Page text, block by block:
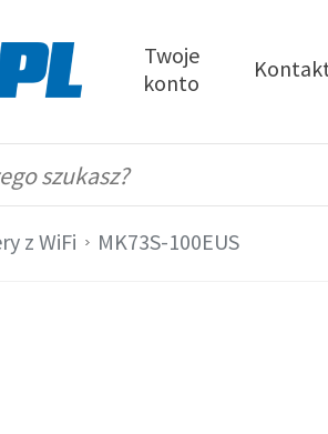
Twoje
konto
z WiFi MK73S-100EUS